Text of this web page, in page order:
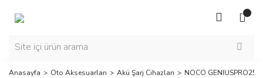
Anasayfa Oto Aksesuarları Akü Şarj Cihazları NOCO GENIUSPRO25